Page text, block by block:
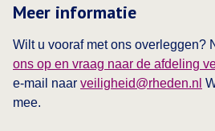
Meer informatie
Wilt u vooraf met ons overleggen?
ons op en vraag naar de afdeling
e‑mail naar veiligheid@rheden.nl
mee.